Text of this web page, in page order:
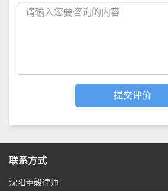
联系方式
沈阳董毅律师